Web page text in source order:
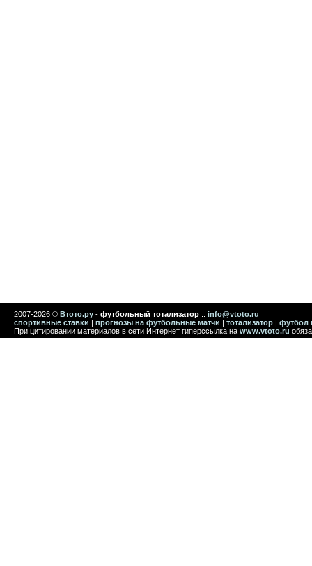
2007-2026 © Втото.ру - футбольный тотализатор :: info@vtoto.ru
спортивные ставки | прогнозы на футбольные матчи | тотализатор | футбол
При цитировании материалов в сети Интернет гиперссылка на www.vtoto.ru